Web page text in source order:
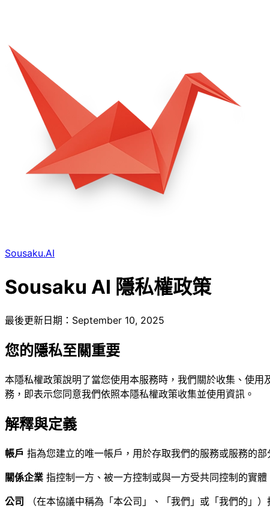
Sousaku.AI
Sousaku AI 隱私權政策
最後更新日期：September 10, 2025
您的隱私至關重要
本隱私權政策說明了當您使用本服務時，我們關於收集、使
務，即表示您同意我們依照本隱私權政策收集並使用資訊。
解釋與定義
帳戶 指為您建立的唯一帳戶，用於存取我們的服務或服務的部
關係企業 指控制一方、被一方控制或與一方受共同控制的實
公司
（在本協議中稱為「本公司」、「我們」或「我們的」